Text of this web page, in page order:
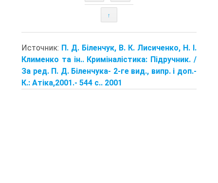
↑
Источник: П. Д. Біленчук, В. К. Лисиченко, Н. І.
Клименко та ін.. Криміналістика: Підручник. /
За ред. П. Д. Біленчука- 2-ге вид., випр. і доп.-
К.: Атіка,2001.- 544 с.. 2001